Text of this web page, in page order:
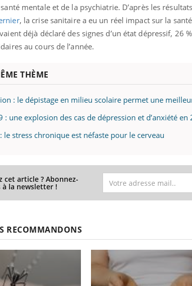
mentale et de la psychiatrie. D’après les
, la crise sanitaire a eu un réel impact sur la
déjà déclaré des signes d’un état dépressif, 26
au cours de l’année.
THÈME
: le dépistage en milieu scolaire permet une
: une explosion des cas de dépression et d’anxiété en
le stress chronique est néfaste pour le cerveau
cet article ? Abonnez-
à la newsletter !
RECOMMANDONS